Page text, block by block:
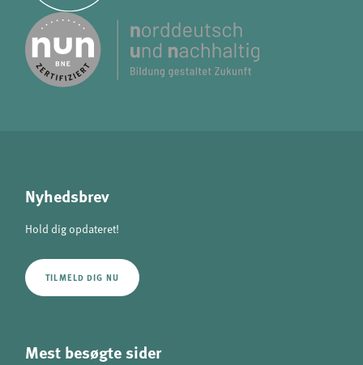
Nyhedsbrev
Hold dig opdateret!
TILMELD DIG NU
Mest besøgte sider